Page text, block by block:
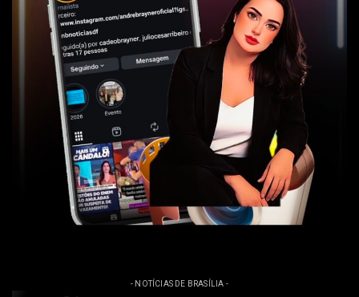
- NOTÍCIAS DE BRASÍLIA -